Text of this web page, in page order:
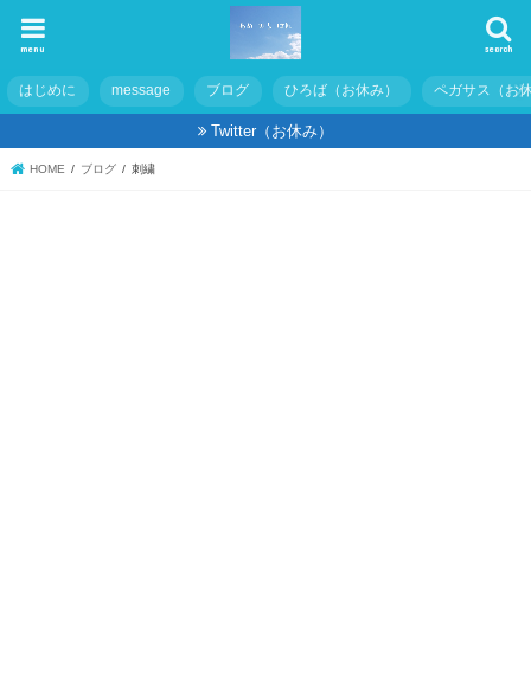
search
menu
はじめに message ブログ ひろば（お休み） ペガサス（お
Twitter（お休み）
HOME ブログ 刺繍